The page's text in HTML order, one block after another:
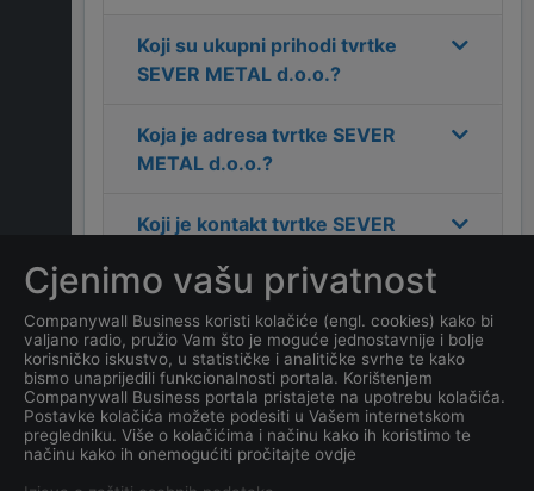
Koji su ukupni prihodi tvrtke
SEVER METAL d.o.o.?
Koja je adresa tvrtke SEVER
METAL d.o.o.?
Koji je kontakt tvrtke SEVER
Koliko ima zaposlenih
kompanijaSEVER METAL
d.o.o.?
Koji je datum osnivanja
tvrtkeSEVER METAL d.o.o.
Cjenimo vašu privatnost
Companywall Business koristi kolačiće (engl. cookies) kako bi
valjano radio, pružio Vam što je moguće jednostavnije i bolje
korisničko iskustvo, u statističke i analitičke svrhe te kako
bismo unaprijedili funkcionalnosti portala. Korištenjem
Companywall Business portala pristajete na upotrebu kolačića.
Postavke kolačića možete podesiti u Vašem internetskom
pregledniku. Više o kolačićima i načinu kako ih koristimo te
načinu kako ih onemogućiti pročitajte ovdje